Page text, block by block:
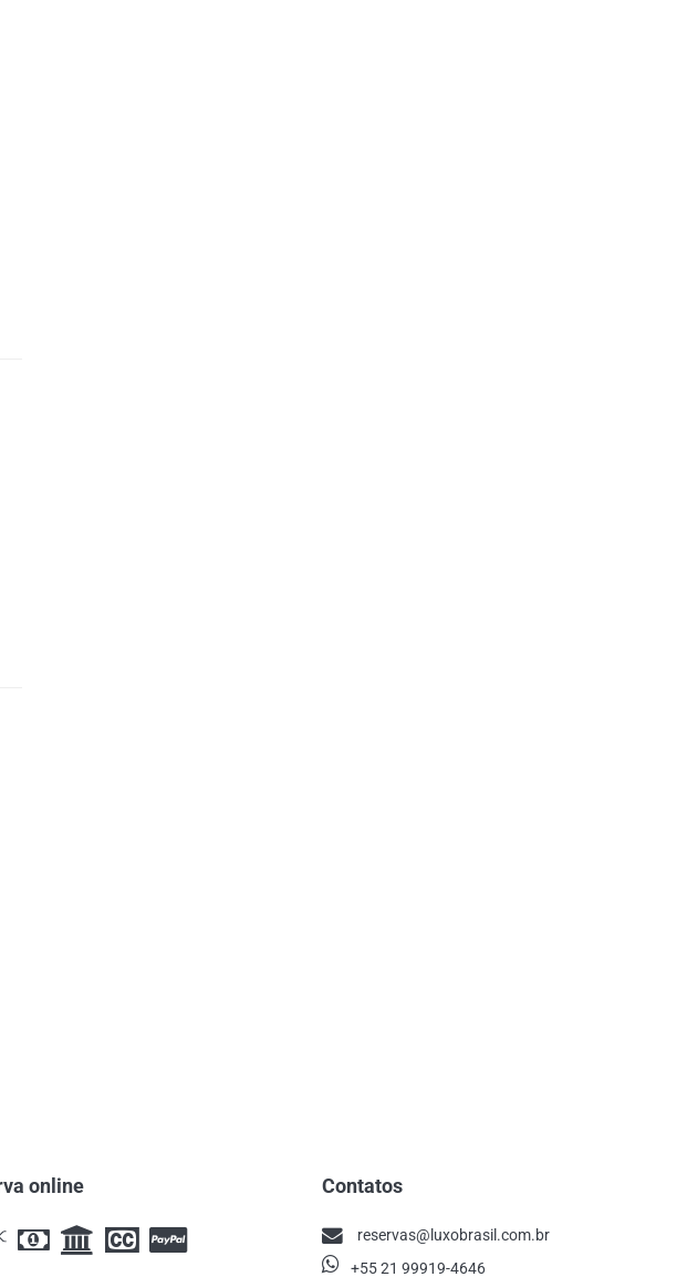
online Contatos
reservas@luxobrasil.com.br
+55 21 99919-4646